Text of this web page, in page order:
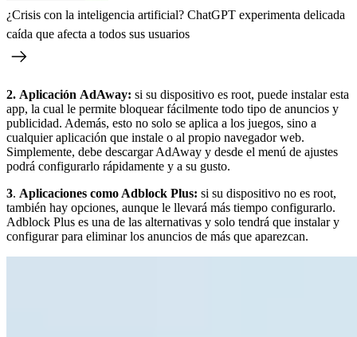
¿Crisis con la inteligencia artificial? ChatGPT experimenta delicada
caída que afecta a todos sus usuarios
2. Aplicación AdAway: si su dispositivo es root, puede instalar esta
app, la cual le permite bloquear fácilmente todo tipo de anuncios y
publicidad. Además, esto no solo se aplica a los juegos, sino a
cualquier aplicación que instale o al propio navegador web.
Simplemente, debe descargar AdAway y desde el menú de ajustes
podrá configurarlo rápidamente y a su gusto.
3. Aplicaciones como Adblock Plus: si su dispositivo no es root,
también hay opciones, aunque le llevará más tiempo configurarlo.
Adblock Plus es una de las alternativas y solo tendrá que instalar y
configurar para eliminar los anuncios de más que aparezcan.